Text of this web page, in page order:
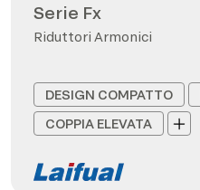
Serie Fx
Riduttori Armonici
DESIGN COMPATTO
COPPIA ELEVATA